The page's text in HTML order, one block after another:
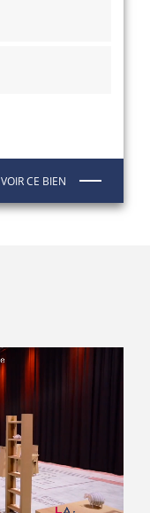
VOIR CE BIEN